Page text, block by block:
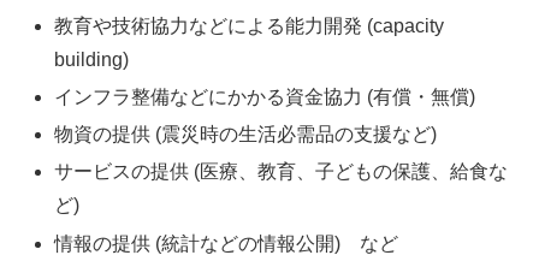
教育や技術協力などによる能力開発 (capacity
building)
インフラ整備などにかかる資金協力 (有償・無償)
物資の提供 (震災時の生活必需品の支援など)
サービスの提供 (医療、教育、子どもの保護、給食な
ど)
情報の提供 (統計などの情報公開) など